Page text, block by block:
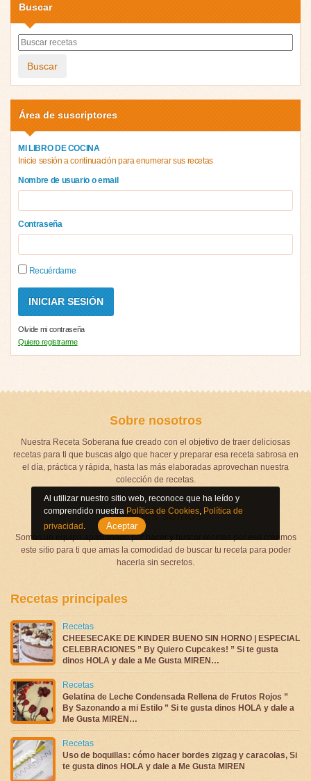
Buscar
Buscar
Área de suscriptores
MI LIBRO DE COCINA
Inicie sesión a continuación para enumerar sus recetas
Nombre de usuario o email
Contraseña
Recuérdame
Olvide mi contraseña
Quiero registrarme
Sobre nosotros
Nuestra Receta Soberana fue creado con el objetivo de traer deliciosas
recetas para ti que buscas algo que hacer y preparar esa receta sabrosa en
el día, práctica y rápida, hasta las más elaboradas aprovechan nuestra
colección de recetas.
Quienes somos
Somos un equipo apasionado por hacer y buscar recetas por eso creamos
este sitio para ti que amas la comodidad de buscar tu receta para poder
hacerla sin secretos.
Recetas principales
Recetas
CHEESECAKE DE KINDER BUENO SIN HORNO | ESPECIAL
CELEBRACIONES ” By Quiero Cupcakes! ” Si te gusta
dinos HOLA y dale a Me Gusta MIREN…
Recetas
Gelatina de Leche Condensada Rellena de Frutos Rojos ”
By Sazonando a mi Estilo ” Si te gusta dinos HOLA y dale a
Me Gusta MIREN…
Recetas
Uso de boquillas: cómo hacer bordes zigzag y caracolas, Si
te gusta dinos HOLA y dale a Me Gusta MIREN
Al utilizar nuestro sitio web, reconoce que ha leído y
comprendido nuestra Política de Cookies, Política de
privacidad . Aceptar